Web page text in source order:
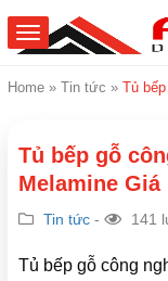
Home » Tin tức » Tủ
Tủ bếp gỗ
Melamine Giá
Tin tức - 141
Tủ bếp gỗ công